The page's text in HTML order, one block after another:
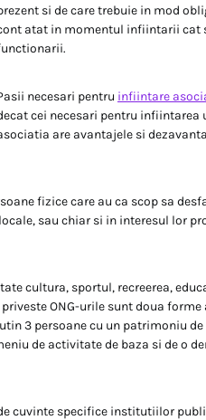
si de care trebuie in mod
atat in momentul infiintarii cat
necesari pentru infiintare
cei necesari pentru infiintarea
are avantajele si
fizice care au ca scop sa
sau chiar si in interesul lor
cultura, sportul, recreerea,
ONG-urile sunt doua forme
3 persoane cu un patrimoniu
de activitate de baza si de o
cuvinte specifice institutiilor